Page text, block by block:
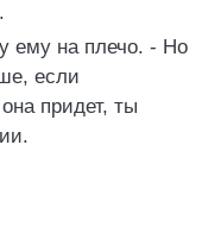
ему на плечо. - Но
если
придет, ты